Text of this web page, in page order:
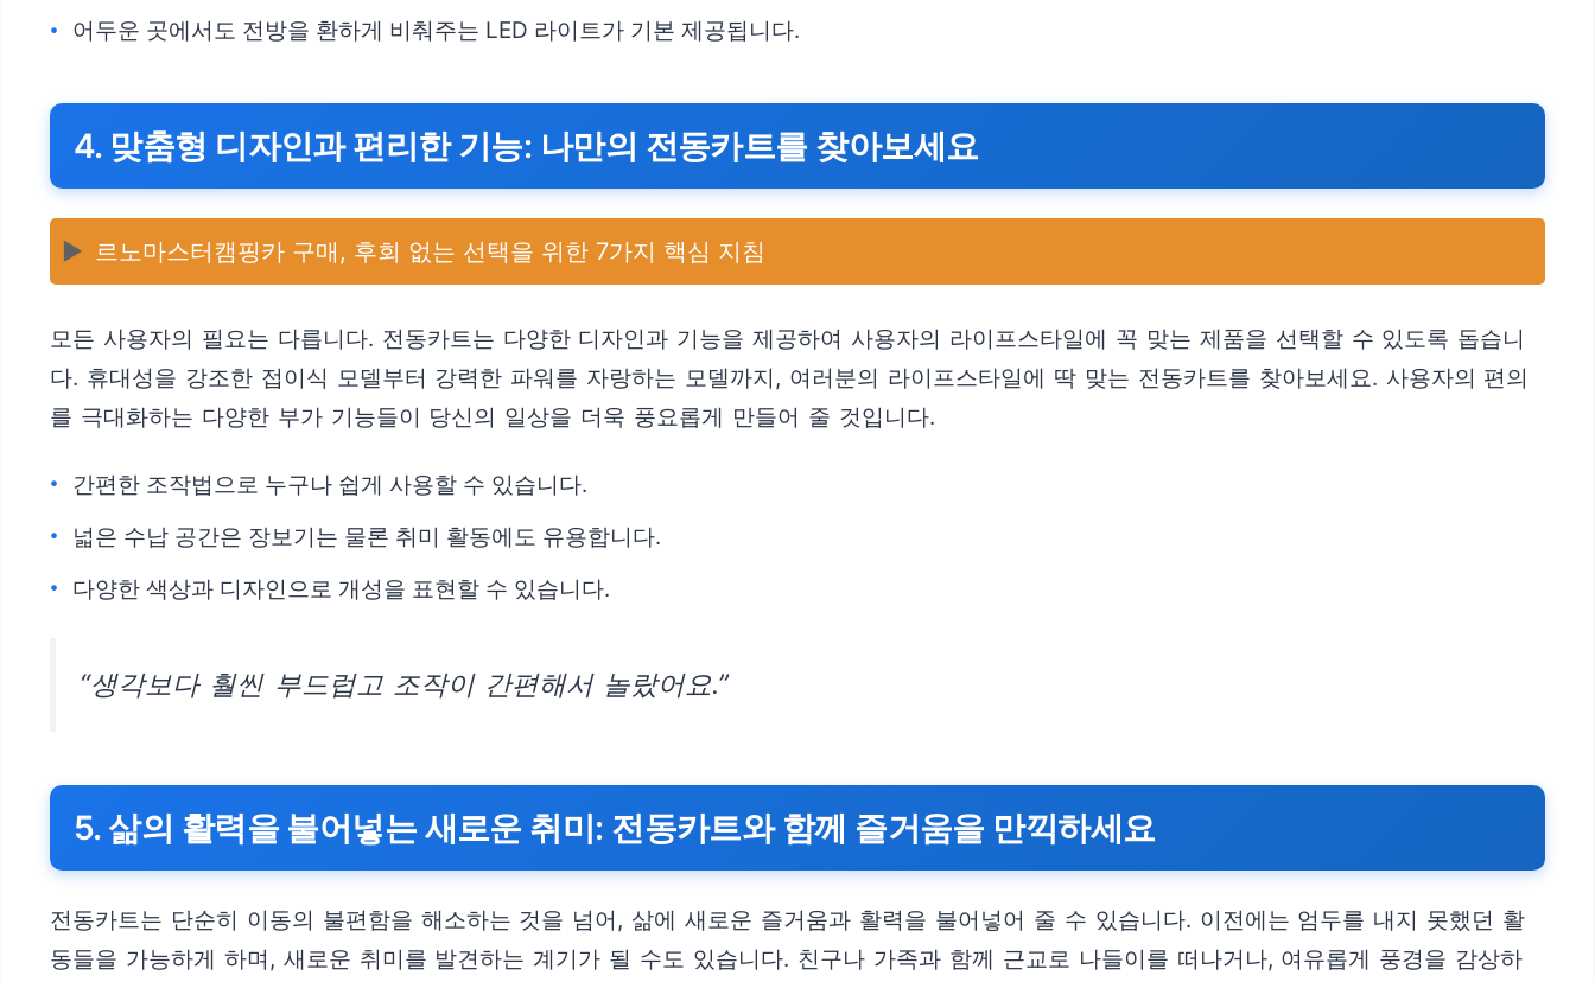
어두운 곳에서도 전방을 환하게 비춰주는 LED 라이트가 기본 제공됩니다.
4. 맞춤형 디자인과 편리한 기능: 나만의 전동카트를 찾아보세요
▶️ 르노마스터캠핑카 구매, 후회 없는 선택을 위한 7가지 핵심 지침
모든 사용자의 필요는 다릅니다. 전동카트는 다양한 디자인과 기능을 제공하여 사용자의 라이프스타일에 꼭 맞는 제품을 선택할 수 있도록 돕습니
다. 휴대성을 강조한 접이식 모델부터 강력한 파워를 자랑하는 모델까지, 여러분의 라이프스타일에 딱 맞는 전동카트를 찾아보세요. 사용자의 편의
를 극대화하는 다양한 부가 기능들이 당신의 일상을 더욱 풍요롭게 만들어 줄 것입니다.
간편한 조작법으로 누구나 쉽게 사용할 수 있습니다.
넓은 수납 공간은 장보기는 물론 취미 활동에도 유용합니다.
다양한 색상과 디자인으로 개성을 표현할 수 있습니다.
“생각보다 훨씬 부드럽고 조작이 간편해서 놀랐어요.”
5. 삶의 활력을 불어넣는 새로운 취미: 전동카트와 함께 즐거움을 만끽하세요
전동카트는 단순히 이동의 불편함을 해소하는 것을 넘어, 삶에 새로운 즐거움과 활력을 불어넣어 줄 수 있습니다. 이전에는 엄두를 내지 못했던 활
동들을 가능하게 하며, 새로운 취미를 발견하는 계기가 될 수도 있습니다. 친구나 가족과 함께 근교로 나들이를 떠나거나, 여유롭게 풍경을 감상하